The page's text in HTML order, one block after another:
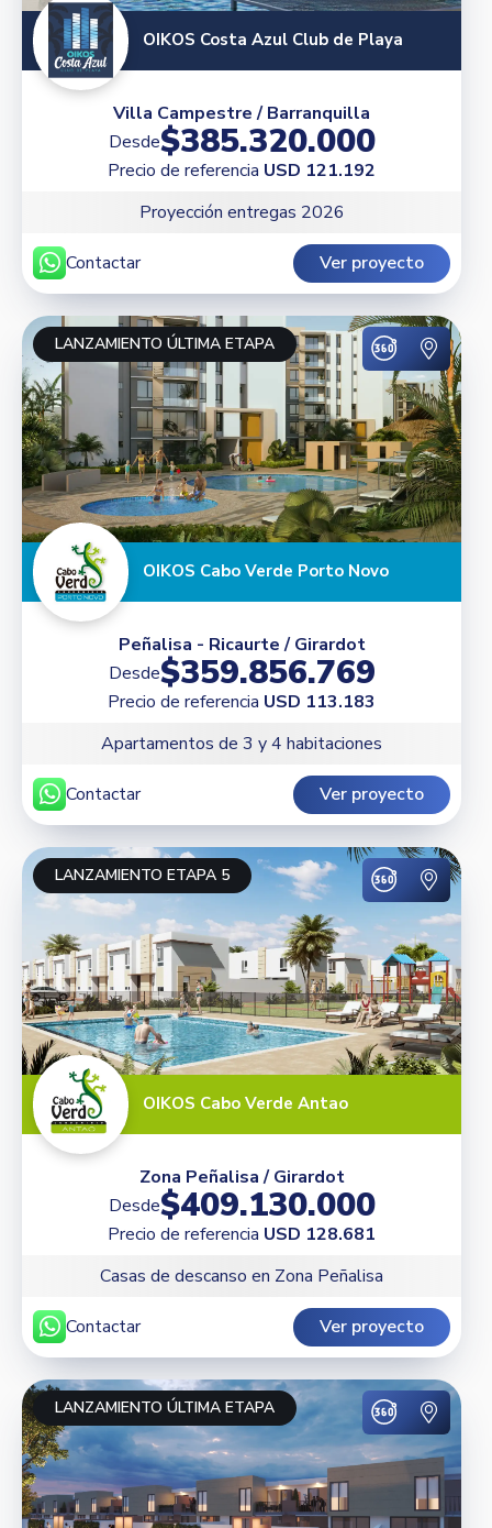
OIKOS Costa Azul Club de Playa
Villa Campestre / Barranquilla
Desde$385.320.000
Precio de referencia USD 121.192
Proyección entregas 2026
Contactar Ver proyecto
LANZAMIENTO ÚLTIMA ETAPA
OIKOS Cabo Verde Porto Novo
Peñalisa - Ricaurte / Girardot
Desde$359.856.769
Precio de referencia USD 113.183
Apartamentos de 3 y 4 habitaciones
Contactar Ver proyecto
LANZAMIENTO ETAPA 5
OIKOS Cabo Verde Antao
Zona Peñalisa / Girardot
Desde$409.130.000
Precio de referencia USD 128.681
Casas de descanso en Zona Peñalisa
Contactar Ver proyecto
LANZAMIENTO ÚLTIMA ETAPA